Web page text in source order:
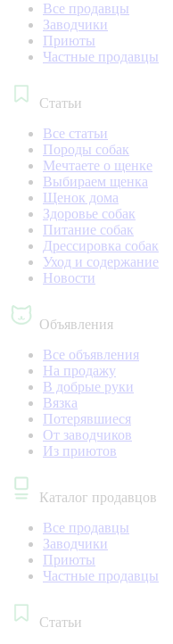
Все продавцы
Заводчики
Приюты
Частные продавцы
Статьи
Все статьи
Породы собак
Мечтаете о щенке
Выбираем щенка
Щенок дома
Здоровье собак
Питание собак
Дрессировка собак
Уход и содержание
Новости
Объявления
Все объявления
На продажу
В добрые руки
Вязка
Потерявшиеся
От заводчиков
Из приютов
Каталог продавцов
Все продавцы
Заводчики
Приюты
Частные продавцы
Статьи